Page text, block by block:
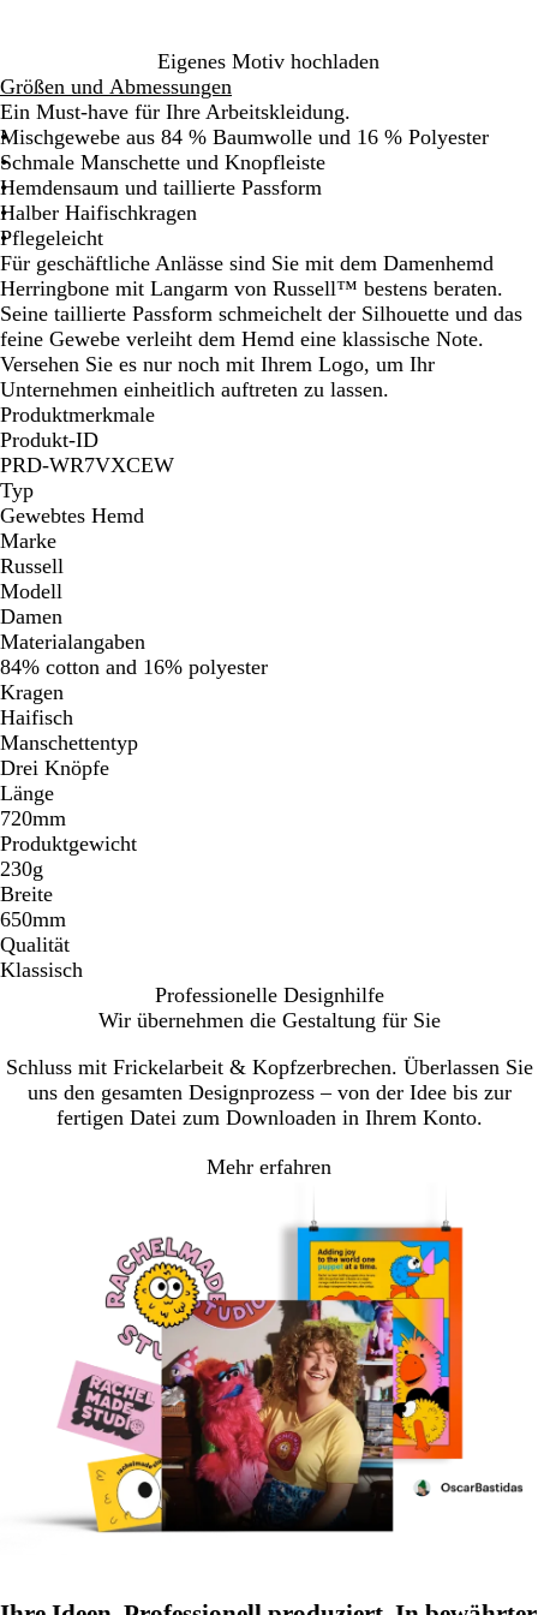
Eigenes Motiv hochladen
Größen und Abmessungen
Ein Must-have für Ihre Arbeitskleidung.
Mischgewebe aus 84 % Baumwolle und 16 % Polyester
Schmale Manschette und Knopfleiste
Hemdensaum und taillierte Passform
Halber Haifischkragen
Pflegeleicht
Für geschäftliche Anlässe sind Sie mit dem Damenhemd
Herringbone mit Langarm von Russell™ bestens beraten.
Seine taillierte Passform schmeichelt der Silhouette und das
feine Gewebe verleiht dem Hemd eine klassische Note.
Versehen Sie es nur noch mit Ihrem Logo, um Ihr
Unternehmen einheitlich auftreten zu lassen.
Produktmerkmale
Produkt-ID
PRD-WR7VXCEW
Typ
Gewebtes Hemd
Marke
Russell
Modell
Damen
Materialangaben
84% cotton and 16% polyester
Kragen
Haifisch
Manschettentyp
Drei Knöpfe
Länge
720mm
Produktgewicht
230g
Breite
650mm
Qualität
Klassisch
Professionelle Designhilfe
Wir übernehmen die Gestaltung für Sie
Schluss mit Frickelarbeit & Kopfzerbrechen. Überlassen Sie
uns den gesamten Designprozess – von der Idee bis zur
fertigen Datei zum Downloaden in Ihrem Konto.
Mehr erfahren